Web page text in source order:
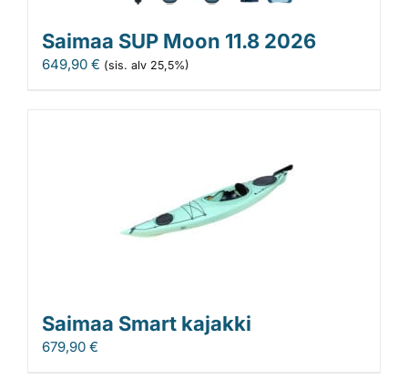
Saimaa SUP Moon 11.8 2026
649,90 € (sis. alv 25,5%)
Saimaa Smart kajakki
679,90 €